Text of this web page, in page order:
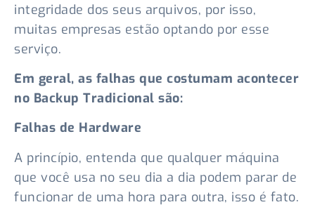
integridade dos seus arquivos, por isso,
muitas empresas estão optando por esse
serviço.
Em geral, as falhas que costumam acontecer
no Backup Tradicional são:
Falhas de Hardware
A princípio, entenda que qualquer máquina
que você usa no seu dia a dia podem parar de
funcionar de uma hora para outra, isso é fato.